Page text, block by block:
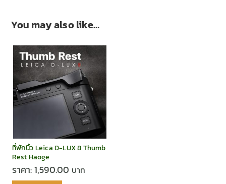
You may also like…
ที่พักนิ้ว Leica D-LUX 8 Thumb
Rest Haoge
ราคา:1,590.00